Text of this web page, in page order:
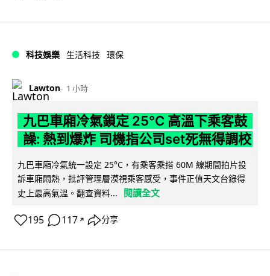
科技娛樂 生活科技 環保
Lawton 1 小時
九巴車廂冷氣鎖定 25°C 高溫下乘客鼓
譟: 熱到爆炸 司機指公司set死無得調校
九巴車廂冷氣統一設定 25°C，有乘客乘搭 60M 線期間拍片投
訴車廂悶熱，批評管理層漠視乘客感受，事件正值天文台錄得
史上最高氣溫。翻查資料...
閱讀全文
195 117 ↗ 分享